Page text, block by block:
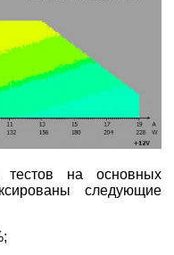
тестов на основных
следующие